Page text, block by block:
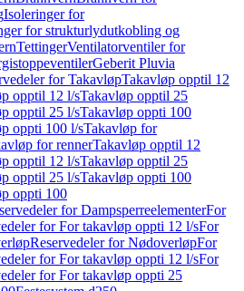
Isoleringer for
for strukturlydutkobling og
TettingerVentilatorventiler for
Geberit Pluvia
for TakavløpTakavløp opptil 12
opptil 12 l/sTakavløp opptil 25
opptil 25 l/sTakavløp oppti 100
oppti 100 l/sTakavløp for
for rennerTakavløp opptil 12
opptil 12 l/sTakavløp opptil 25
opptil 25 l/sTakavløp oppti 100
oppti 100
for DampsperreelementerFor
for For takavløp oppti 12 l/sFor
Reservedeler for NødoverløpFor
for For takavløp oppti 12 l/sFor
for For takavløp oppti 25